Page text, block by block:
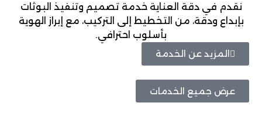
نقدم في دقة العناية خدمة تصميم وتنفيذ البوثات
بإبداع ودقة، من التخطيط إلى التركيب، مع إبراز الهوية
بأسلوب احترافي.
المزيد عن الخدمة
عرض جميع الخدمات